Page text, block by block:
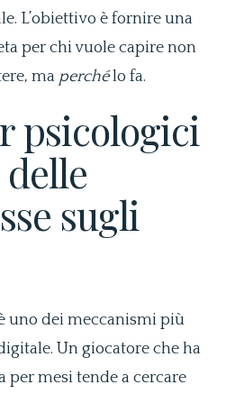
L’obiettivo è fornire una
per chi vuole capire non
ma perchélo fa.
psicologici
delle
sugli
uno dei meccanismi più
Un giocatore che ha
per mesi tende a cercare